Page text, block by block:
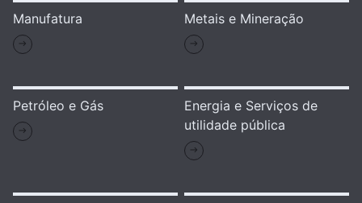
Manufatura Metais e Mineração
Petróleo e Gás
Energia e Serviços de
utilidade pública